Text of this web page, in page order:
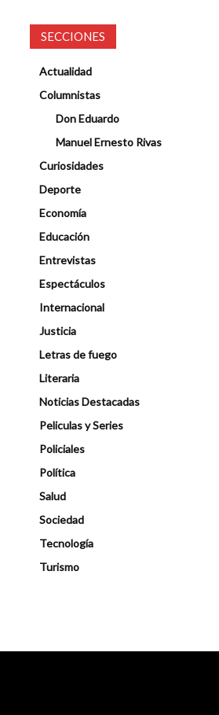
SECCIONES
Actualidad
Columnistas
Don Eduardo
Manuel Ernesto Rivas
Curiosidades
Deporte
Economía
Educación
Entrevistas
Espectáculos
Internacional
Justicia
Letras de fuego
Literaria
Noticias Destacadas
Peliculas y Series
Policiales
Política
Salud
Sociedad
Tecnología
Turismo